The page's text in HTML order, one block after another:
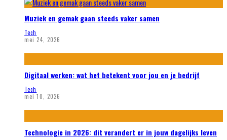
Muziek en gemak gaan steeds vaker samen
Tech
mei 24, 2026
Digitaal werken: wat het betekent voor jou en je bedrijf
Tech
mei 10, 2026
Technologie in 2026: dit verandert er in jouw dagelijks leven